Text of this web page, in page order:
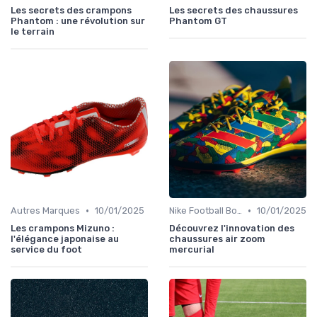
Les secrets des crampons
Phantom : une révolution sur
le terrain
Les secrets des chaussures
Phantom GT
Autres Marques • 10/01/2025
Les crampons Mizuno :
l'élégance japonaise au
service du foot
Nike Football Boots • 10/01/2025
Découvrez l'innovation des
chaussures air zoom
mercurial